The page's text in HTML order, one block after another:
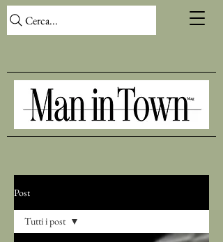
Cerca...
Post
Tutti i post